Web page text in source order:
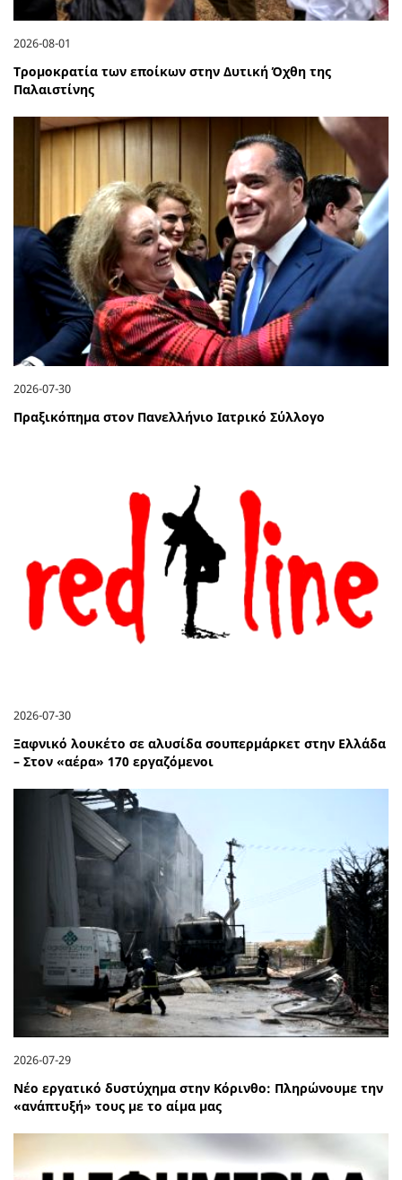
2026-08-01
Τρομοκρατία των εποίκων στην Δυτική Όχθη της
Παλαιστίνης
2026-07-30
Πραξικόπημα στον Πανελλήνιο Ιατρικό Σύλλογο
2026-07-30
Ξαφνικό λουκέτο σε αλυσίδα σουπερμάρκετ στην Ελλάδα
– Στον «αέρα» 170 εργαζόμενοι
2026-07-29
Νέο εργατικό δυστύχημα στην Κόρινθο: Πληρώνουμε την
«ανάπτυξή» τους με το αίμα μας